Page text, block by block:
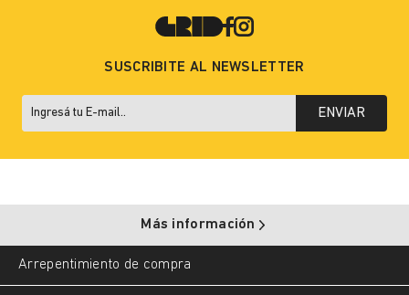
SUSCRIBITE AL NEWSLETTER
ENVIAR
Más información
Arrepentimiento de compra